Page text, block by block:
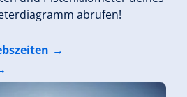
abrufen!